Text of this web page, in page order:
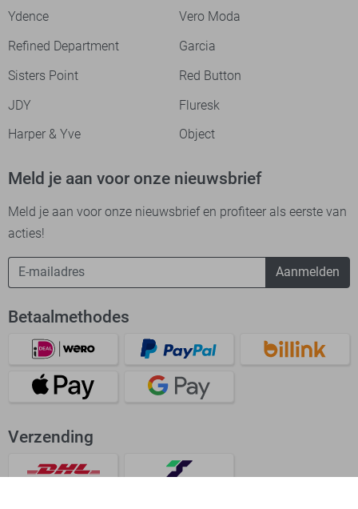
Ydence
Vero Moda
Refined Department
Garcia
Sisters Point
Red Button
JDY
Fluresk
Harper & Yve
Object
Meld je aan voor onze nieuwsbrief
Meld je aan voor onze nieuwsbrief en profiteer als eerste van
acties!
Aanmelden
Betaalmethodes
Verzending